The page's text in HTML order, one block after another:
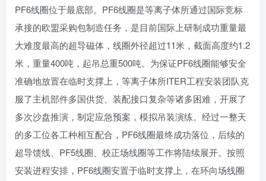
PF6线圈位于最底部。PF6线圈是等离子体所通过国际竞标
承接的欧盟采购包制造任务，是目前国际上研制成功重量最
大难度最高的超导磁体，线圈外径超过11米，截面高度约1.2
米，重量400吨，起吊总重500吨。为保证PF6线圈能够安全
准确地放置在临时支撑上，等离子体所ITER工程安装团队克
服了主机部件多国供货、装配接口复杂等诸多困难，开展了
多次沙盘推演，制定应急预案，模拟吊装演练。经过一整天
的多工位各工种相互配合，PF6线圈最终成功落位，后续的
超导馈线、PF5线圈、校正场线圈等工作将陆续展开。按照
安装进程安排，PF6线圈安置于临时支撑上，在环向场线圈